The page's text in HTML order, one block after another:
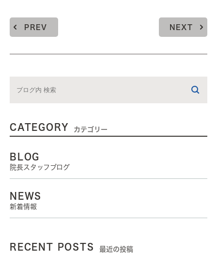
PREV NEXT
CATEGORY カテゴリー
BLOG
院長スタッフブログ
NEWS
新着情報
RECENT POSTS 最近の投稿